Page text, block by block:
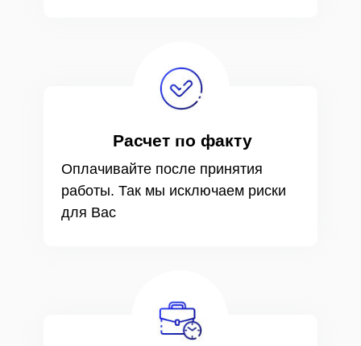
Оплачивайте после принятия
работы. Так мы исключаем риски
для Вас
Расчет по факту